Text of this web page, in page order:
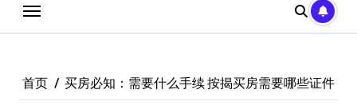
首页 买房必知：需要什么手续 按揭买房需要哪些证件